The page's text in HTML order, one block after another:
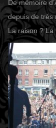
De mémoire
depuis de très
La raison ? La